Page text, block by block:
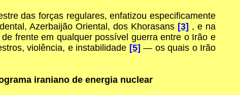
das forças regulares, enfatizou especificamente
Azerbaijão Oriental, dos Khorasans [3] , e na
frente em qualquer possível guerra entre o Irão e
violência, e instabilidade [5] — os quais o Irão
iraniano de energia nuclear